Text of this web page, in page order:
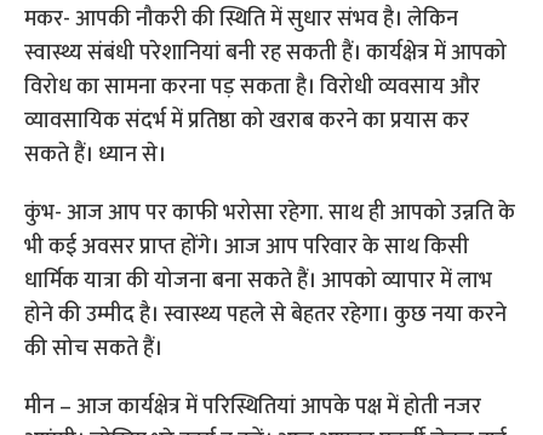
मकर- आपकी नौकरी की स्थिति में सुधार संभव है। लेकिन
स्वास्थ्य संबंधी परेशानियां बनी रह सकती हैं। कार्यक्षेत्र में आपको
विरोध का सामना करना पड़ सकता है। विरोधी व्यवसाय और
व्यावसायिक संदर्भ में प्रतिष्ठा को खराब करने का प्रयास कर
सकते हैं। ध्यान से।
कुंभ- आज आप पर काफी भरोसा रहेगा. साथ ही आपको उन्नति के
भी कई अवसर प्राप्त होंगे। आज आप परिवार के साथ किसी
धार्मिक यात्रा की योजना बना सकते हैं। आपको व्यापार में लाभ
होने की उम्मीद है। स्वास्थ्य पहले से बेहतर रहेगा। कुछ नया करने
की सोच सकते हैं।
मीन – आज कार्यक्षेत्र में परिस्थितियां आपके पक्ष में होती नजर